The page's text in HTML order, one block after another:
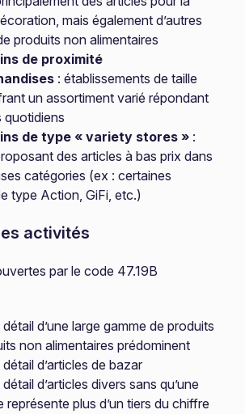
mais également d’autres
produits non alimentaires
de proximité
: établissements de taille
un assortiment varié répondant
quotidiens
de type « variety stores » :
des articles à bas prix dans
catégories (ex : certaines
type Action, GiFi, etc.)
activités
par le code 47.19B
d’une large gamme de produits
non alimentaires prédominent
d’articles de bazar
d’articles divers sans qu’une
représente plus d’un tiers du chiffre